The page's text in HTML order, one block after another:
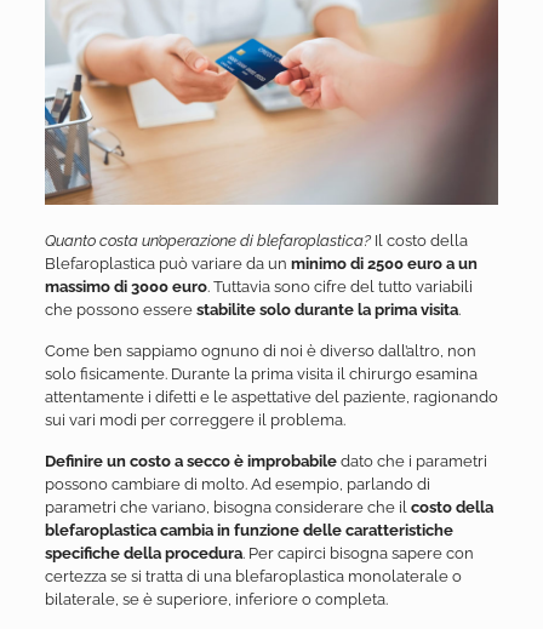
Quanto costa un’operazione di blefaroplastica?Il costo della
Blefaroplastica può variare da un minimo di 2500 euro a un
massimo di 3000 euro. Tuttavia sono cifre del tutto variabili
che possono essere stabilite solo durante la prima visita.
Come ben sappiamo ognuno di noi è diverso dall’altro, non
solo fisicamente. Durante la prima visita il chirurgo esamina
attentamente i difetti e le aspettative del paziente, ragionando
sui vari modi per correggere il problema.
Definire un costo a secco è improbabiledato che i parametri
possono cambiare di molto. Ad esempio, parlando di
parametri che variano, bisogna considerare che il costo della
blefaroplastica cambia in funzione delle caratteristiche
specifiche della procedura. Per capirci bisogna sapere con
certezza se si tratta di una blefaroplastica monolaterale o
bilaterale, se è superiore, inferiore o completa.